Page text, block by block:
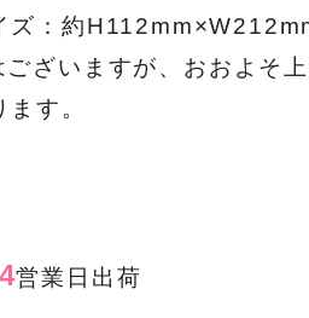
ズ：約
ざいますが、おおよそ上
す。
4営業日出荷